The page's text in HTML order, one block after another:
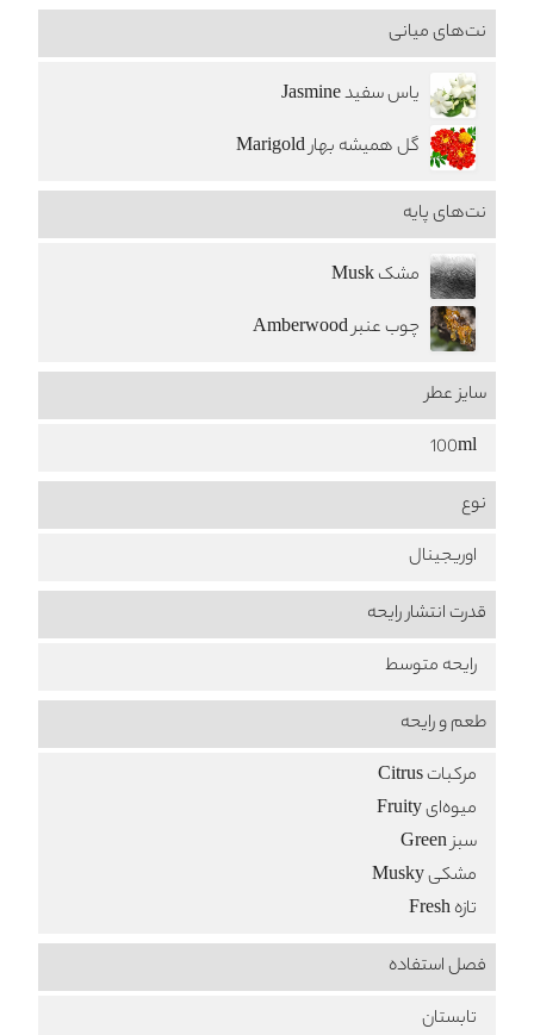
نت‌های میانی
یاس سفید Jasmine
گل همیشه بهار Marigold
نت‌های پایه
مشک Musk
چوب عنبر Amberwood
سایز عطر
100ml
نوع
اوریجینال
قدرت انتشار رایحه
رایحه متوسط
طعم‌ و رایحه
مرکبات Citrus
میوه‌ای Fruity
سبز Green
مشکی Musky
تازه Fresh
فصل استفاده
تابستان